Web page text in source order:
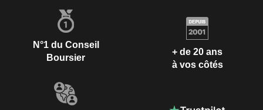
N°1 du Conseil
Boursier
+ de 20 ans
à vos côtés